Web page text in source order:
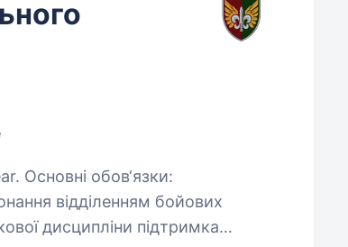
відділенням бойових